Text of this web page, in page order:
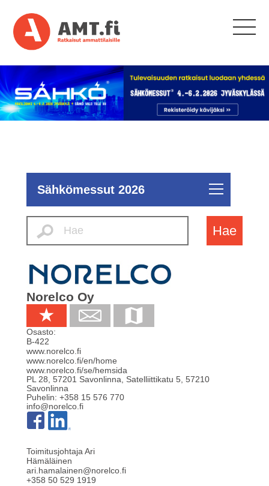
Sähkömessut 2026
Hae
Norelco Oy
Osasto:
B-422
www.norelco.fi
www.norelco.fi/en/home
www.norelco.fi/se/hemsida
PL 28, 57201 Savonlinna, Satelliittikatu 5 57210
Savonlinna
Puhelin: +358 15 576 770
info@norelco.fi
Toimitusjohtaja Ari
Hämäläinen
ari.hamalainen@norelco.fi
+358 50 529 1919